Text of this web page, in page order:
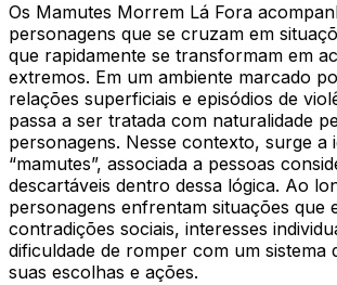
Os Mamutes Morrem Lá Fora
personagens que se cruzam em
que rapidamente se transformam em
extremos. Em um ambiente marcado
relações superficiais e episódios de
passa a ser tratada com naturalidade
personagens. Nesse contexto, surge a
“mamutes”, associada a pessoas
descartáveis dentro dessa lógica. Ao
personagens enfrentam situações que
contradições sociais, interesses
dificuldade de romper com um sistema
suas escolhas e ações.